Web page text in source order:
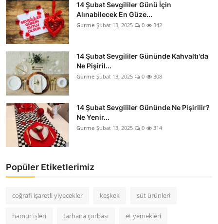
14 Şubat Sevgililer Günü İçin
Alınabilecek En Güze...
Gurme Şubat 13, 2025 0 342
14 Şubat Sevgililer Gününde Kahvaltı'da
Ne Pişiril...
Gurme Şubat 13, 2025 0 308
14 Şubat Sevgililer Gününde Ne Pişirilir?
Ne Yenir...
Gurme Şubat 13, 2025 0 314
Popüler Etiketlerimiz
coğrafi işaretli yiyecekler keşkek süt ürünleri
hamur işleri tarhana çorbası et yemekleri